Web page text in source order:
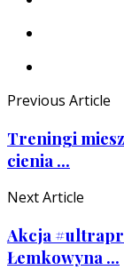
Previous Article
Treningi
cienia ...
Next Article
Akcja
Łemkowyna ...